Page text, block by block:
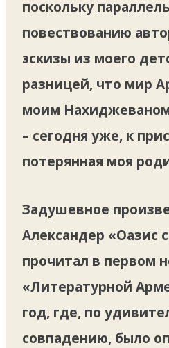
поскольку
повествованию
эскизы из моего
разницей, что мир
моим
– сегодня уже, к
потерянная моя
Задушевное
Александер «Оазис
прочитал в первом
«Литературной
год, где, по
совпадению, было